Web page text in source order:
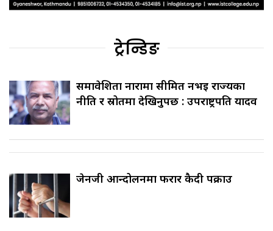
ट्रेन्डिङ
समावेशिता नारामा सीमित नभई राज्यका
नीति र स्रोतमा देखिनुपर्छ : उपराष्ट्रपति यादव
जेनजी आन्दोलनमा फरार कैदी पक्राउ